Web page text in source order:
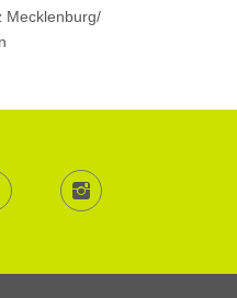
Mecklenburg/